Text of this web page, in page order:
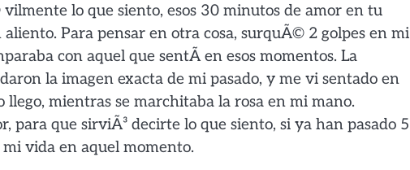
lo que siento, esos 30 minutos de amor en tu
Para pensar en otra cosa, surquÃ© 2 golpes en mi
con aquel que sentÃ­ en esos momentos. La
la imagen exacta de mi pasado, y me vi sentado en
mientras se marchitaba la rosa en mi mano.
para que sirviÃ³ decirte lo que siento, si ya han pasado 5
vida en aquel momento.